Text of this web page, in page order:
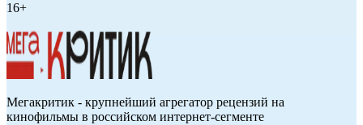
16+
Мегакритик - крупнейший агрегатор рецензий на
кинофильмы в российском интернет-сегменте